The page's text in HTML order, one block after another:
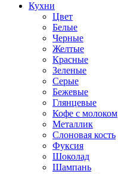
Кухни
Цвет
Белые
Черные
Желтые
Красные
Зеленые
Серые
Бежевые
Глянцевые
Кофе с молоком
Металлик
Слоновая кость
Фуксия
Шоколад
Шампань